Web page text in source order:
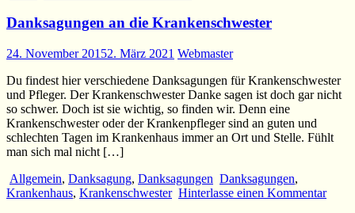
Danksagungen an die Krankenschwester
24. November 20152. März 2021 Webmaster
Du findest hier verschiedene Danksagungen für Krankenschwester
und Pfleger. Der Krankenschwester Danke sagen ist doch gar nicht
so schwer. Doch ist sie wichtig, so finden wir. Denn eine
Krankenschwester oder der Krankenpfleger sind an guten und
schlechten Tagen im Krankenhaus immer an Ort und Stelle. Fühlt
man sich mal nicht […]
Allgemein, Danksagung, Danksagungen Danksagungen,
Krankenhaus, Krankenschwester Hinterlasse einen Kommentar